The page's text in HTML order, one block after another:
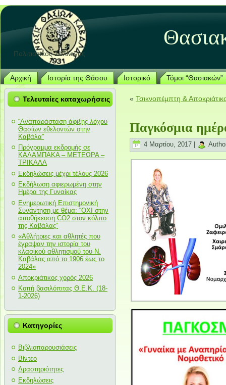
Πολιτιστικός Σύλλογος
Αρχική Ιστορία της Θάσου Ιστορικό Τόμοι “Θασιακών”
Τελευταίες καταχωρήσεις
“Αναπαράσταση άφιξης λόχου
Θασίων εθελοντών στην
Καβάλα”
Πρόγραμμα εκδρομής σε
ΚΑΛΑΜΠΑΚΑ – ΜΕΤΕΩΡΑ –
ΤΡΙΚΑΛΑ
Εκδηλώσεις μέχρι τέλους 2026
Εκδήλωση αφιερωμένη στην
Ημέρα της Γυναίκας
Ενημερωτική Επιστημονική
Συνάντηση με θέμα: “ΟΧΙ στην
αποθήκευση CO2 στον κόλπο
της Καβάλας”
«Αθλήτριες και αθλητές που
έγραψαν την ιστορία του
κλασικού αθλητισμού του Ν.
Καβάλας από το 1906 έως το
2024»
Αποκριάτικος χορός 2026
Κοπή βασιλόπιτας Θ.Ε.Κ. (18-
1-2026)
Κατηγορίες
Βιβλιοπαρουσιάσεις
Βίντεο
Δραστηριότητες
Εκδηλώσεις
« Τσικνοπέμπτη &
Παγκόσμια
4 Μαρτίου, 2017 |